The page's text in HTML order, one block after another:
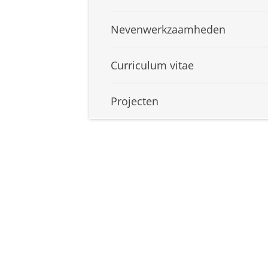
Nevenwerkzaamheden
Curriculum vitae
Projecten